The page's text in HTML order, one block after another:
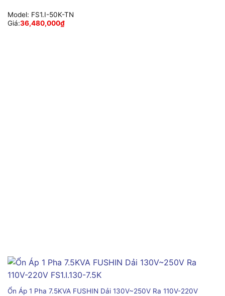
Model: FS1.I-50K-TN
Giá:36,480,000₫
Ổn Áp 1 Pha 7.5KVA FUSHIN Dải 130V~250V Ra 110V-220V